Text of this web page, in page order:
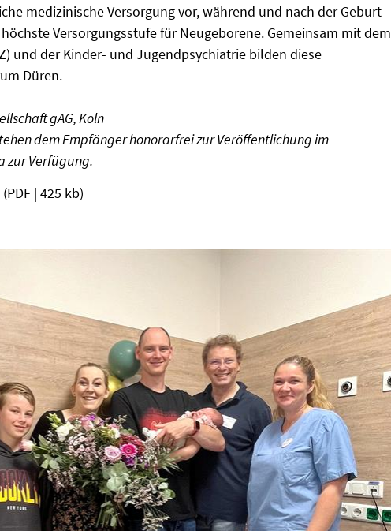
medizinische Versorgung vor, während und nach der Geburt
Versorgungsstufe für Neugeborene. Gemeinsam mit dem
und der Kinder- und Jugendpsychiatrie bilden diese
Düren.
gAG, Köln
dem Empfänger honorarfrei zur Veröffentlichung im
zur Verfügung.
(PDF | 425 kb)